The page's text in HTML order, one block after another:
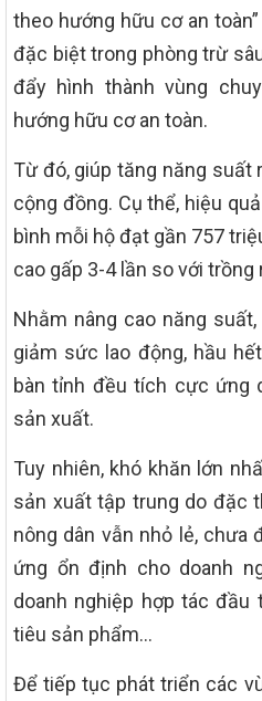
theo hướng hữu cơ an
đặc biệt trong phòng trừ
đẩy hình thành vùng
hướng hữu cơ an toàn.
Từ đó, giúp tăng năng suất
cộng đồng. Cụ thể, hiệu
bình mỗi hộ đạt gần 757
cao gấp 3-4 lần so với trồng
Nhằm nâng cao năng
giảm sức lao động, hầu
bàn tỉnh đều tích cực ứng
sản xuất.
Tuy nhiên, khó khăn lớn
sản xuất tập trung do đặc
nông dân vẫn nhỏ lẻ, chưa
ứng ổn định cho doanh
doanh nghiệp hợp tác
tiêu sản phẩm…
Để tiếp tục phát triển các